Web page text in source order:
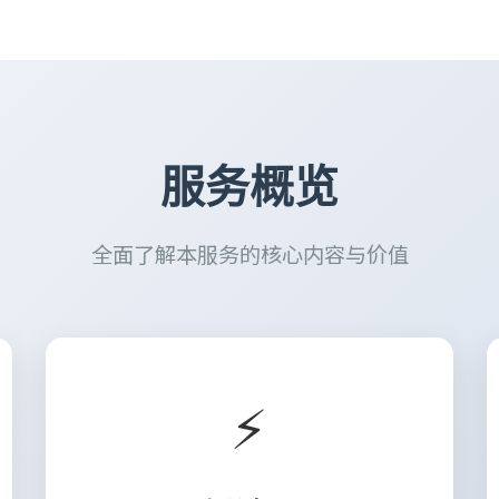
服务概览
全面了解本服务的核心内容与价值
⚡